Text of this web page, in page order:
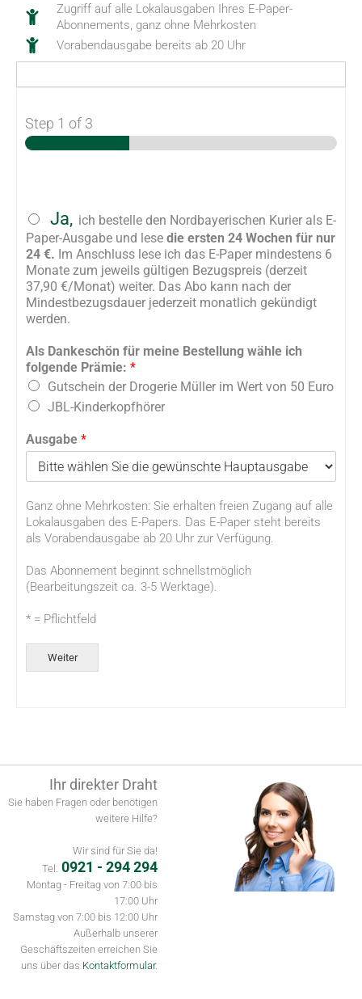
Zugriff auf alle Lokalausgaben Ihres E-Paper-
Abonnements, ganz ohne Mehrkosten
Vorabendausgabe bereits ab 20 Uhr
Step 1 of 3
A
n
g
e
b
o
t
*
Ja, ich bestelle den Nordbayerischen Kurier als E-
Paper-Ausgabe und lese die ersten 24 Wochen für nur
24 €. Im Anschluss lese ich das E-Paper mindestens 6
Monate zum jeweils gültigen Bezugspreis (derzeit
37,90 €/Monat) weiter. Das Abo kann nach der
Mindestbezugsdauer jederzeit monatlich gekündigt
werden.
Als Dankeschön für meine Bestellung wähle ich
folgende Prämie: *
Gutschein der Drogerie Müller im Wert von 50 Euro
JBL-Kinderkopfhörer
Ausgabe *
Ganz ohne Mehrkosten: Sie erhalten freien Zugang auf alle
Lokalausgaben des E-Papers. Das E-Paper steht bereits
als Vorabendausgabe ab 20 Uhr zur Verfügung.
Das Abonnement beginnt schnellstmöglich
(Bearbeitungszeit ca. 3-5 Werktage).
* = Pflichtfeld
Weiter
Ihr direkter Draht
Sie haben Fragen oder benötigen
weitere Hilfe?
Wir sind für Sie da!
Tel. 0921 - 294 294
Montag - Freitag von 7:00 bis
17:00 Uhr
Samstag von 7:00 bis 12:00 Uhr
Außerhalb unserer
Geschäftszeiten erreichen Sie
uns über das Kontaktformular.